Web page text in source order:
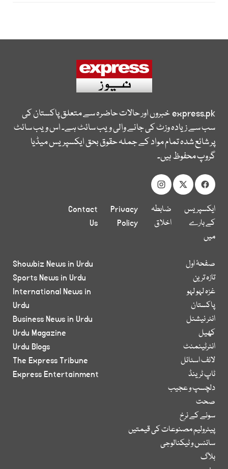
express.pkخبروں اور حالات حاضرہ سے متعلق پاکستان کی
سب سے زیادہ وزٹ کی جانے والی ویب سائٹ ہے۔ اس ویب سائٹ
پر شائع شدہ تمام مواد کے جملہ حقوق بحق ایکسپریس میڈیا
گروپ محفوظ ہیں۔
ایکسپریس
کے بارے
میں
ضابطہ
اخلاق
Privacy
Policy
Contact
Us
صفحۂ اول
تازہ ترین
غزہ لہو لہو
پاکستان
انٹر نیشنل
کھیل
انٹرٹینمنٹ
لائف اسٹائل
ٹاپ ٹرینڈ
دلچسپ و عجیب
صحت
سونے کے نرخ
پیٹرولیم مصنوعات کی قیمتیں
سائنس و ٹیکنالوجی
بلاگ
Showbiz News in Urdu
Sports News in Urdu
International News in
Urdu
Business News in Urdu
Urdu Magazine
Urdu Blogs
The Express Tribune
Express Entertainment